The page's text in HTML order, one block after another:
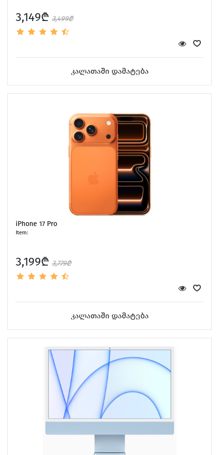
3,149₾ 3,499₾
კალათაში დამატება
iPhone 17 Pro
Item:
3,199₾ 3,779₾
კალათაში დამატება